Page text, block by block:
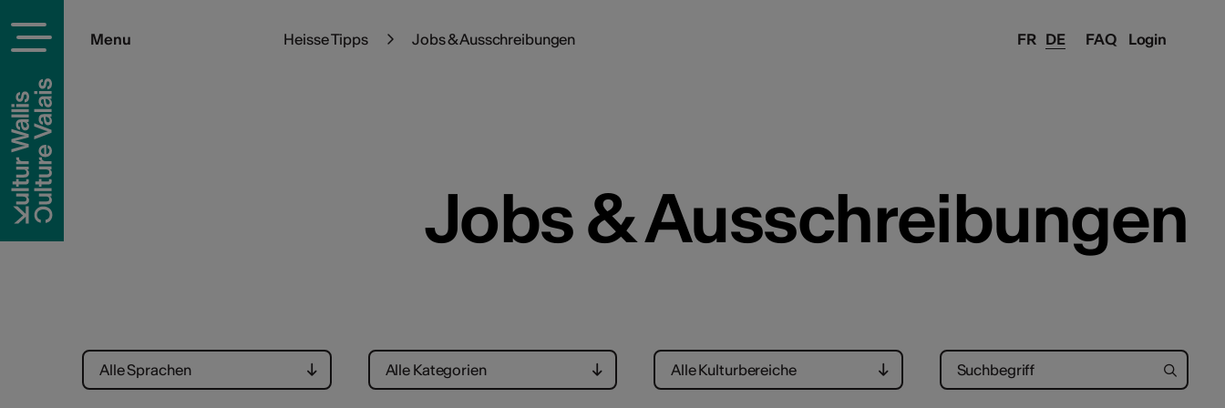
FAQ Login
Menu FR DE
Heisse Tipps Jobs & Ausschreibungen
Jobs & Ausschreibungen
Alle Sprachen Alle Kategorien Alle Kulturbereiche